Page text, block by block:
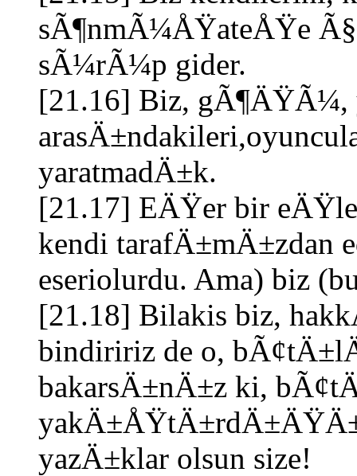
sÃ¶nmÃ¼ÅŸateÅŸe
sÃ¼rÃ¼p gider.
[21.16] Biz, gÃ¶ÄŸÃ¼,
yaratmadÄ±k.
[21.17] EÄŸer bir
kendi tarafÄ±mÄ±zdan
eseriolurdu. Ama) biz
[21.18] Bilakis biz,
bindiririz de o,
bakarsÄ±nÄ±z ki,
yazÄ±klar olsun size!